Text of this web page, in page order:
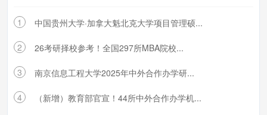
1 中国贵州大学·加拿大魁北克大学项目管理硕...
2 26考研择校参考！全国297所MBA院校...
3 南京信息工程大学2025年中外合作办学研...
4 （新增）教育部官宣！44所中外合作办学机...